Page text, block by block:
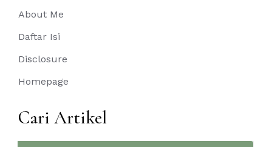
About Me
Daftar Isi
Disclosure
Homepage
Cari Artikel